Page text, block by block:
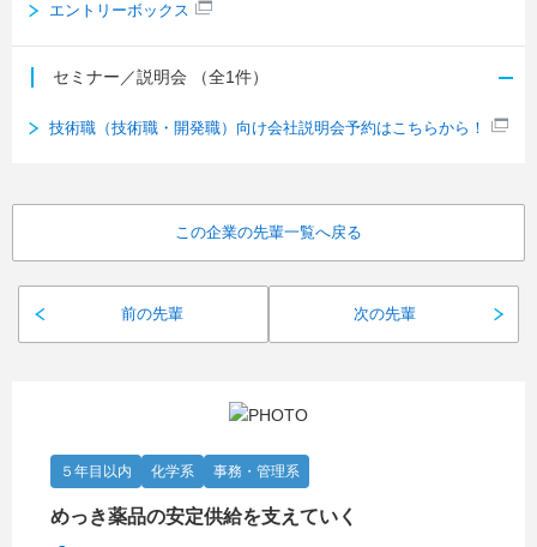
エントリーボックス
セミナー／説明会 （全1件）
技術職（技術職・開発職）向け会社説明会予約はこちらから！
前の先輩
この企業の先輩一覧へ戻る
次の先輩
５年目以内 化学系 事務・管理系
めっき薬品の安定供給を支えていく